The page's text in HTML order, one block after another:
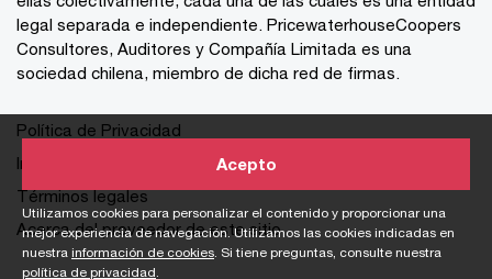
Utilizamos cookies para personalizar el contenido y proporcionar una
mejor experiencia de navegación. Utilizamos las cookies indicadas en
nuestra información de cookies. Si tiene preguntas, consulte nuestra
política de privacidad.
Acepto
legal separada e independiente. PricewaterhouseCoopers
Consultores, Auditores y Compañía Limitada es una
sociedad chilena, miembro de dicha red de firmas.
Política de Privacidad
Información sobre cookies
Términos legales
Acerca del proveedor de este sitio